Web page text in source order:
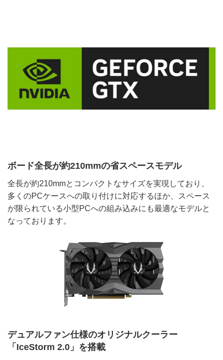
ボード全長が約210mmの省スペースモデル
全長が約210mmとコンパクトなサイズを実現しており、
多くのPCケースへの取り付けに対応するほか、スペース
が限られている小型PCへの組み込みにも最適なモデルと
なっております。
デュアルファン仕様のオリジナルクーラー
「IceStorm 2.0」を搭載